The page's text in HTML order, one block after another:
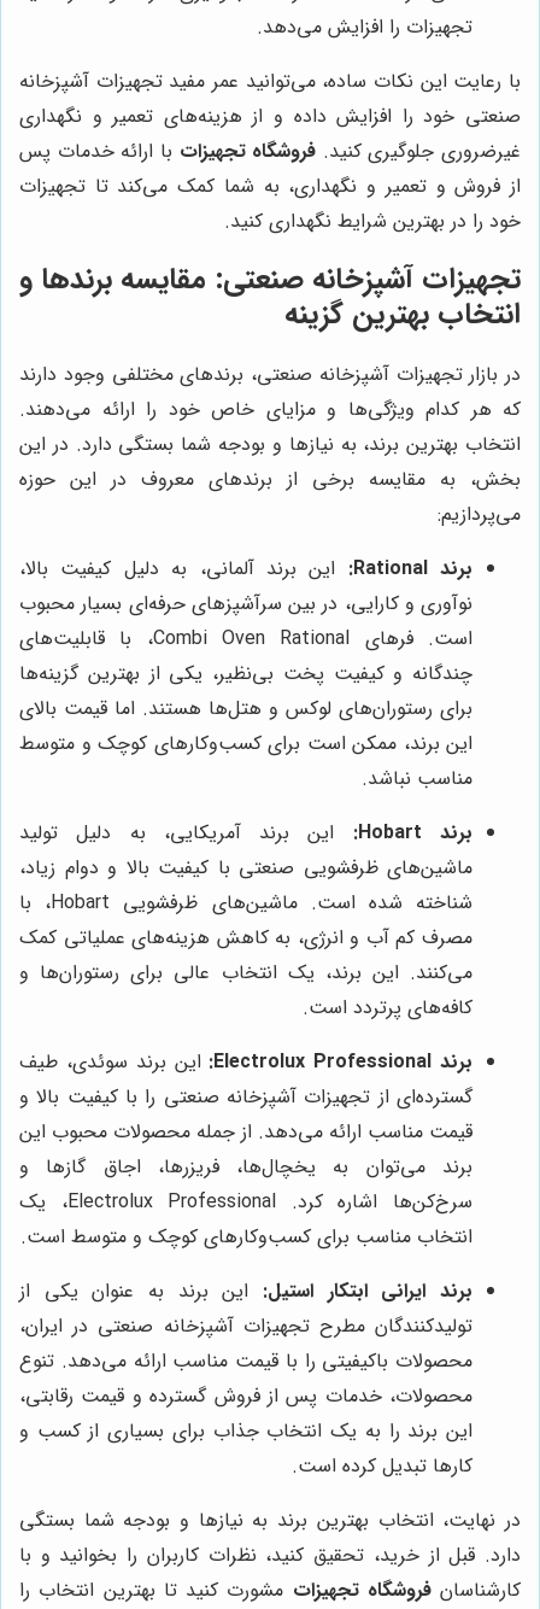
تجهیزات را افزایش می‌دهد.
با رعایت این نکات ساده، می‌توانید عمر مفید تجهیزات آشپزخانه
صنعتی خود را افزایش داده و از هزینه‌های تعمیر و نگهداری
غیرضروری جلوگیری کنید. فروشگاه تجهیزات با ارائه خدمات پس
از فروش و تعمیر و نگهداری، به شما کمک می‌کند تا تجهیزات
خود را در بهترین شرایط نگهداری کنید.
تجهیزات آشپزخانه صنعتی: مقایسه برندها و
انتخاب بهترین گزینه
در بازار تجهیزات آشپزخانه صنعتی، برندهای مختلفی وجود دارند
که هر کدام ویژگی‌ها و مزایای خاص خود را ارائه می‌دهند.
انتخاب بهترین برند، به نیازها و بودجه شما بستگی دارد. در این
بخش، به مقایسه برخی از برندهای معروف در این حوزه
می‌پردازیم:
برند Rational:
این برند آلمانی، به دلیل کیفیت بالا،
نوآوری و کارایی، در بین سرآشپزهای حرفه‌ای بسیار محبوب
است. فرهای Combi Oven Rational، با قابلیت‌های
چندگانه و کیفیت پخت بی‌نظیر، یکی از بهترین گزینه‌ها
برای رستوران‌های لوکس و هتل‌ها هستند. اما قیمت بالای
این برند، ممکن است برای کسب‌وکارهای کوچک و متوسط
مناسب نباشد.
برند Hobart:
این برند آمریکایی، به دلیل تولید
ماشین‌های ظرفشویی صنعتی با کیفیت بالا و دوام زیاد،
شناخته شده است. ماشین‌های ظرفشویی Hobart، با
مصرف کم آب و انرژی، به کاهش هزینه‌های عملیاتی کمک
می‌کنند. این برند، یک انتخاب عالی برای رستوران‌ها و
کافه‌های پرتردد است.
برند Electrolux Professional:
این برند سوئدی، طیف
گسترده‌ای از تجهیزات آشپزخانه صنعتی را با کیفیت بالا و
قیمت مناسب ارائه می‌دهد. از جمله محصولات محبوب این
برند می‌توان به یخچال‌ها، فریزرها، اجاق گازها و
سرخ‌کن‌ها اشاره کرد. Electrolux Professional، یک
انتخاب مناسب برای کسب‌وکارهای کوچک و متوسط است.
برند ایرانی ابتکار استیل: این برند به عنوان یکی از
تولیدکنندگان مطرح تجهیزات آشپزخانه صنعتی در ایران،
محصولات باکیفیتی را با قیمت مناسب ارائه می‌دهد. تنوع
محصولات، خدمات پس از فروش گسترده و قیمت رقابتی،
این برند را به یک انتخاب جذاب برای بسیاری از کسب و
کارها تبدیل کرده است.
در نهایت، انتخاب بهترین برند به نیازها و بودجه شما بستگی
دارد. قبل از خرید، تحقیق کنید، نظرات کاربران را بخوانید و با
کارشناسانفروشگاه تجهیزات مشورت کنید تا بهترین انتخاب را